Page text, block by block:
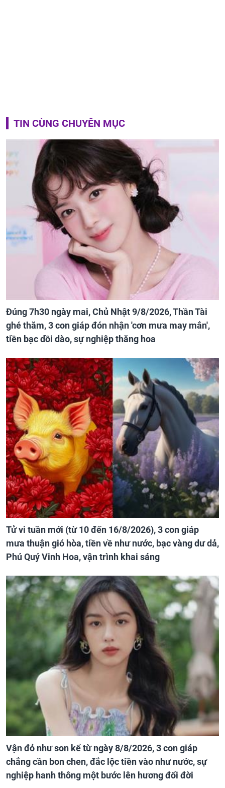
TIN CÙNG CHUYÊN MỤC
Đúng 7h30 ngày mai, Chủ Nhật 9/8/2026, Thần Tài
ghé thăm, 3 con giáp đón nhận 'cơn mưa may mắn',
tiền bạc dồi dào, sự nghiệp thăng hoa
Tử vi tuần mới (từ 10 đến 16/8/2026), 3 con giáp
mưa thuận gió hòa, tiền về như nước, bạc vàng dư dả,
Phú Quý Vinh Hoa, vận trình khai sáng
Vận đỏ như son kể từ ngày 8/8/2026, 3 con giáp
chẳng cần bon chen, đắc lộc tiền vào như nước, sự
nghiệp hanh thông một bước lên hương đổi đời